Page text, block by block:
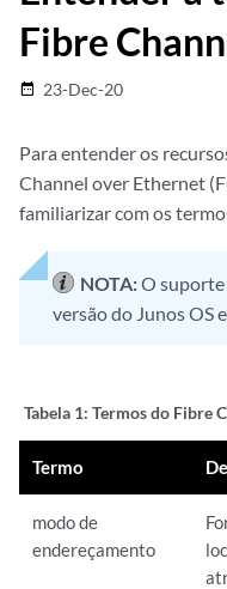
Fibre
date_range 23-Dec-20
Para entender os
Channel over Ethernet
familiarizar com os
NOTA:O suporte
versão do Junos OS
Tabela 1: Termos do Fibre
Termo
modo de
endereçamento